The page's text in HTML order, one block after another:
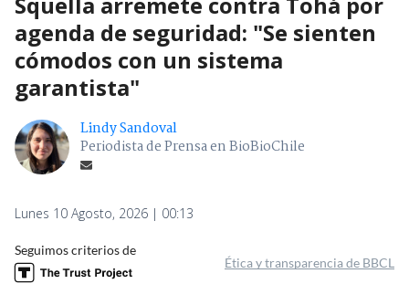
agenda de seguridad: "Se sienten
cómodos con un sistema
garantista"
Lindy Sandoval
Periodista de Prensa en BioBioChile
Lunes 10 Agosto, 2026 | 00:13
Seguimos criterios de
Ética y transparencia de BBCL